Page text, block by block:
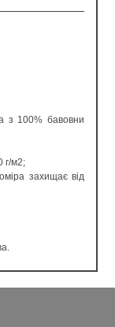
​​з 100% бавовни
г/м2;
захищає від